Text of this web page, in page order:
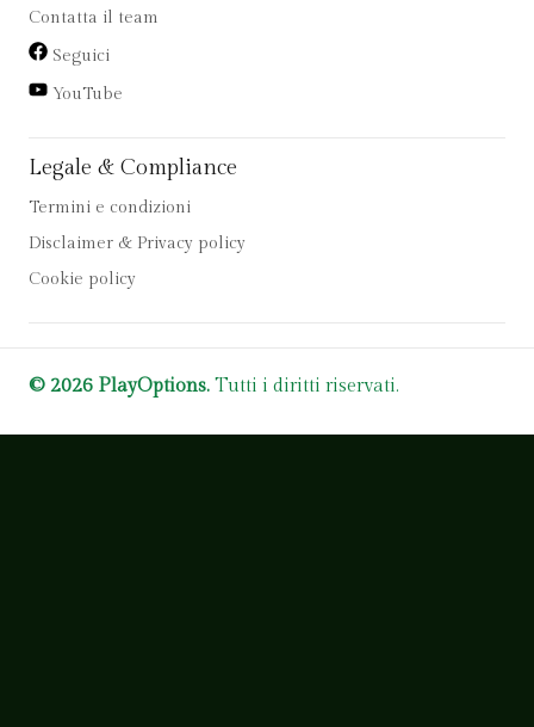
Contatta il team
Seguici
YouTube
Legale & Compliance
Termini e condizioni
Disclaimer & Privacy policy
Cookie policy
© 2026 PlayOptions. Tutti i diritti riservati.